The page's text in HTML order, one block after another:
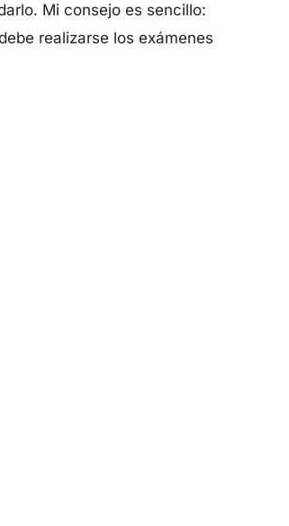
Mi consejo es sencillo:
realizarse los exámenes